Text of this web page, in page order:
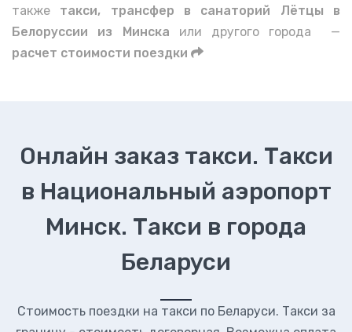
также такси, трансфер в санаторий Лётцы в
Белоруссии из Минска или другого города —
расчет стоимости поездки
Онлайн заказ такси. Такси
в Национальный аэропорт
Минск. Такси в города
Беларуси
Стоимость поездки на такси по Беларуси. Такси за